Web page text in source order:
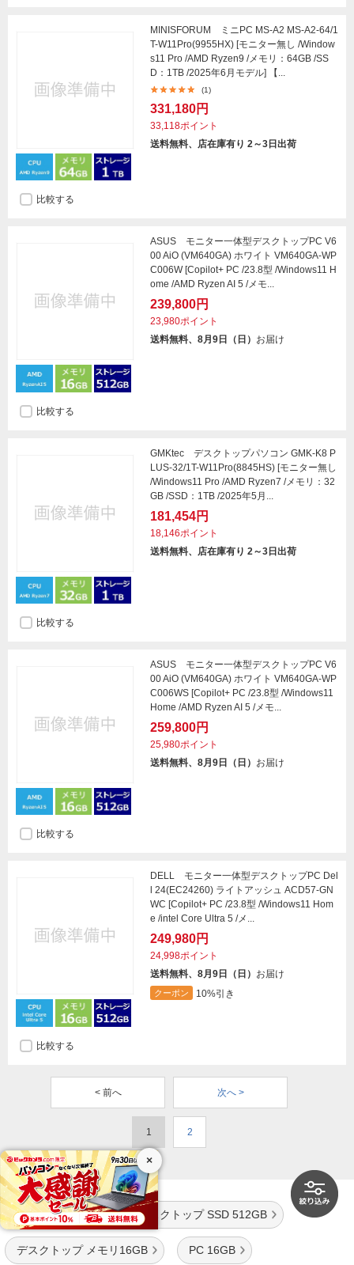
×
MINISFORUM ミニPC MS-A2 MS-A2-64/1
T-W11Pro(9955HX) [モニター無し /Window
s11 Pro /AMD Ryzen9 /メモリ：64GB /SS
D：1TB /2025年6月モデル] 【...
(1)
331,180円
33,118ポイント
送料無料、店在庫有り 2～3日出荷
比較する
ASUS モニター一体型デスクトップPC V6
00 AiO (VM640GA) ホワイト VM640GA-WP
C006W [Copilot+ PC /23.8型 /Windows11 H
ome /AMD Ryzen AI 5 /メモ...
239,800円
23,980ポイント
送料無料、8月9日（日） お届け
比較する
GMKtec デスクトップパソコン GMK-K8 P
LUS-32/1T-W11Pro(8845HS) [モニター無し
/Windows11 Pro /AMD Ryzen7 /メモリ：32
GB /SSD：1TB /2025年5月...
181,454円
18,146ポイント
送料無料、店在庫有り 2～3日出荷
比較する
ASUS モニター一体型デスクトップPC V6
00 AiO (VM640GA) ホワイト VM640GA-WP
C006WS [Copilot+ PC /23.8型 /Windows11
Home /AMD Ryzen AI 5 /メモ...
259,800円
25,980ポイント
送料無料、8月9日（日） お届け
比較する
DELL モニター一体型デスクトップPC Del
l 24(EC24260) ライトアッシュ ACD57-GN
WC [Copilot+ PC /23.8型 /Windows11 Hom
e /intel Core Ultra 5 /メ...
249,980円
24,998ポイント
送料無料、8月9日（日） お届け
クーポン 10%引き
比較する
< 前へ 次へ >
1 2
以下の商品に絞り込む
PC メモリ16GB デスクトップ SSD 512GB
デスクトップ メモリ16GB PC 16GB